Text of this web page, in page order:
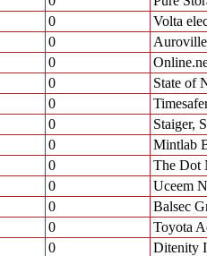
0
Volta
0
0
0
State of
0
0
Staiger,
0
Mintlab
0
The Dot
0
Uceem
0
Balsec
0
Toyota
0
Ditenity